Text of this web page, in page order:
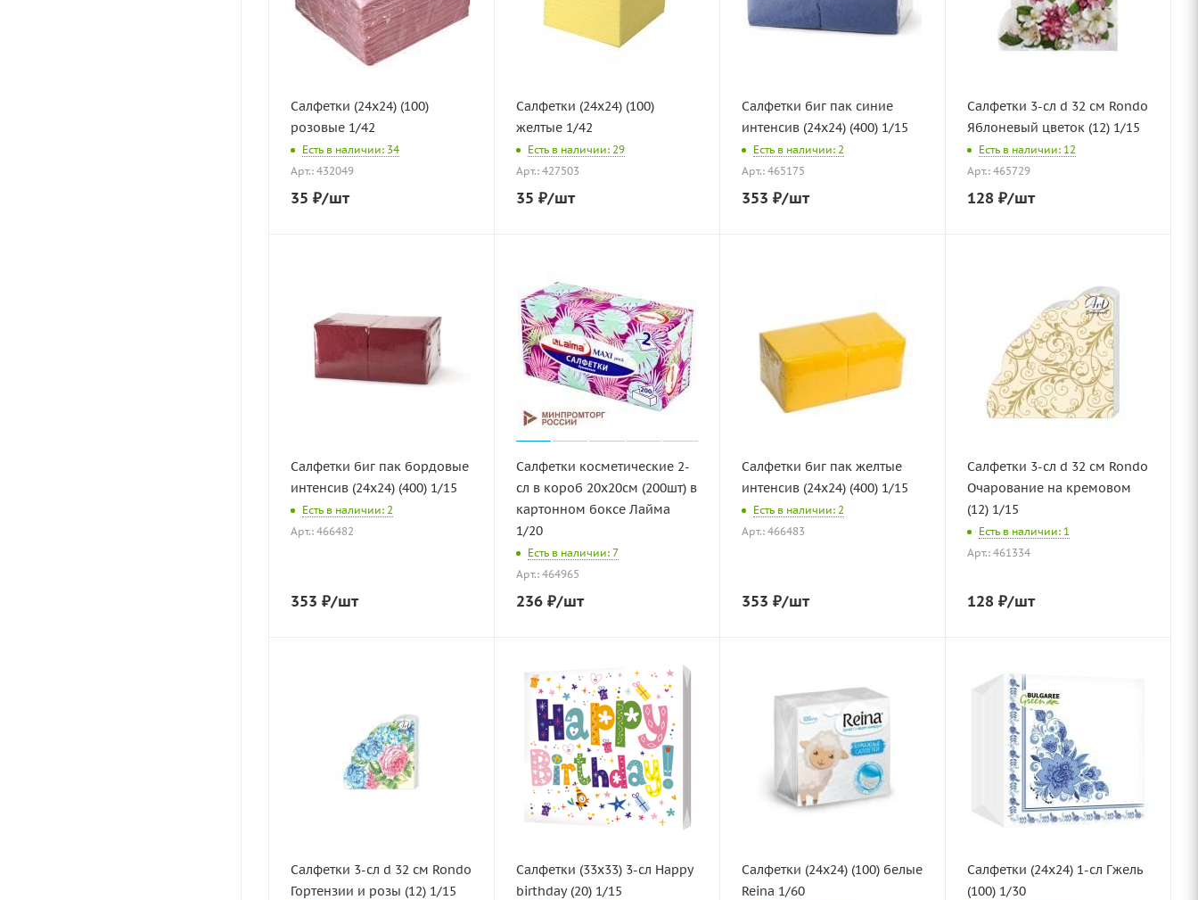
Салфетки (24х24) (100)
розовые 1/42
Есть в наличии: 34
Арт.: 432049
35 ₽/шт
Салфетки (24х24) (100)
желтые 1/42
Есть в наличии: 29
Арт.: 427503
35 ₽/шт
Салфетки биг пак синие
интенсив (24х24) (400) 1/15
Есть в наличии: 2
Арт.: 465175
353 ₽/шт
Салфетки 3-сл d 32 см Rondo
Яблоневый цветок (12) 1/15
Есть в наличии: 12
Арт.: 465729
128 ₽/шт
Салфетки биг пак бордовые
интенсив (24х24) (400) 1/15
Есть в наличии: 2
Арт.: 466482
353 ₽/шт
Салфетки косметические 2-
сл в короб 20х20см (200шт) в
картонном боксе Лайма
1/20
Есть в наличии: 7
Арт.: 464965
236 ₽/шт
Салфетки биг пак желтые
интенсив (24х24) (400) 1/15
Есть в наличии: 2
Арт.: 466483
353 ₽/шт
Салфетки 3-сл d 32 см Rondo
Очарование на кремовом
(12) 1/15
Есть в наличии: 1
Арт.: 461334
128 ₽/шт
Салфетки 3-сл d 32 см Rondo
Гортензии и розы (12) 1/15
Салфетки (33х33) 3-сл Happy
birthday (20) 1/15
Салфетки (24х24) (100) белые
Reina 1/60
Салфетки (24х24) 1-сл Гжель
(100) 1/30